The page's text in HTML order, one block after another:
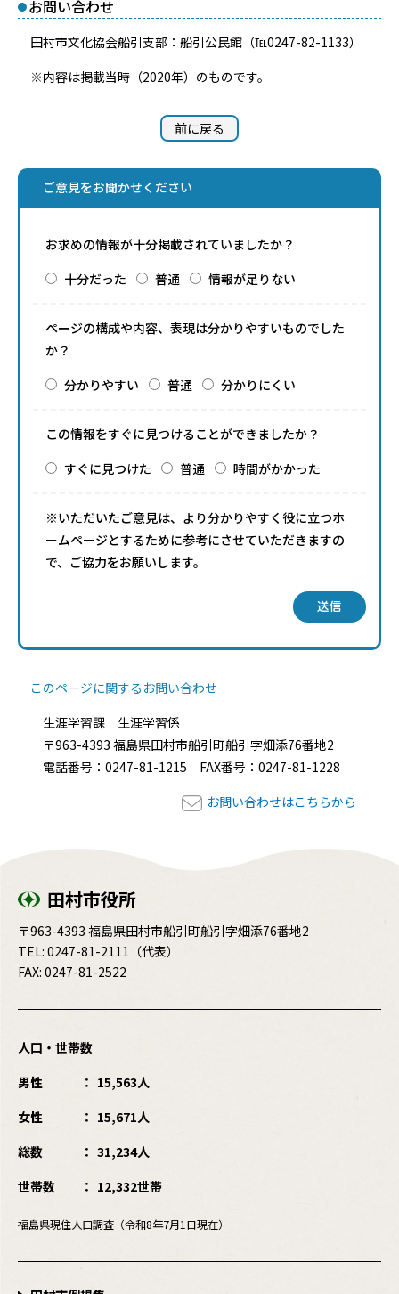
お問い合わせ
田村市文化協会船引支部：船引公民館（℡0247-82-1133）
※内容は掲載当時（2020年）のものです。
前に戻る
ご意見をお聞かせください
お求めの情報が十分掲載されていましたか？
十分だった
普通 情報が足りない
ページの構成や内容、表現は分かりやすいものでした
か？
分かりやすい
普通 分かりにくい
この情報をすぐに見つけることができましたか？
すぐに見つけた
普通 時間がかかった
※いただいたご意見は、より分かりやすく役に立つホ
ームページとするために参考にさせていただきますの
で、ご協力をお願いします。
送信
このページに関するお問い合わせ
生涯学習課 生涯学習係
〒963-4393 福島県田村市船引町船引字畑添76番地2
電話番号：0247-81-1215 FAX番号：0247-81-1228
お問い合わせはこちらから
田村市役所
〒963-4393 福島県田村市船引町船引字畑添76番地2
TEL: 0247-81-2111 （代表）
FAX: 0247-81-2522
人口・世帯数
男性
15,563人
女性
15,671人
総数
31,234人
世帯数
12,332世帯
福島県現住人口調査（令和8年7月1日現在）